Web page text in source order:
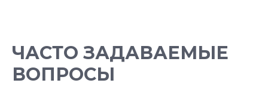
ЧАСТО ЗАДАВАЕМЫЕ
ВОПРОСЫ